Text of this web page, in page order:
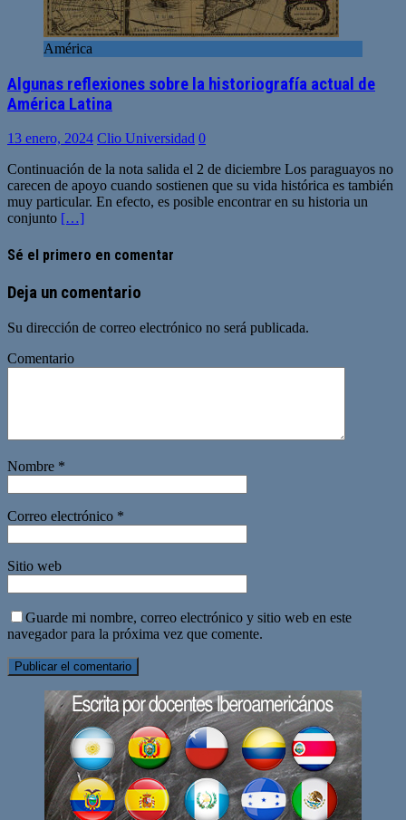
América
Algunas reflexiones sobre la historiografía actual de
América Latina
13 enero, 2024 Clio Universidad 0
Continuación de la nota salida el 2 de diciembre Los paraguayos no
carecen de apoyo cuando sostienen que su vida histórica es también
muy particular. En efecto, es posible encontrar en su historia un
conjunto […]
Sé el primero en comentar
Deja un comentario
Su dirección de correo electrónico no será publicada.
Comentario
Nombre *
Correo electrónico *
Sitio web
Guarde mi nombre, correo electrónico y sitio web en este
navegador para la próxima vez que comente.